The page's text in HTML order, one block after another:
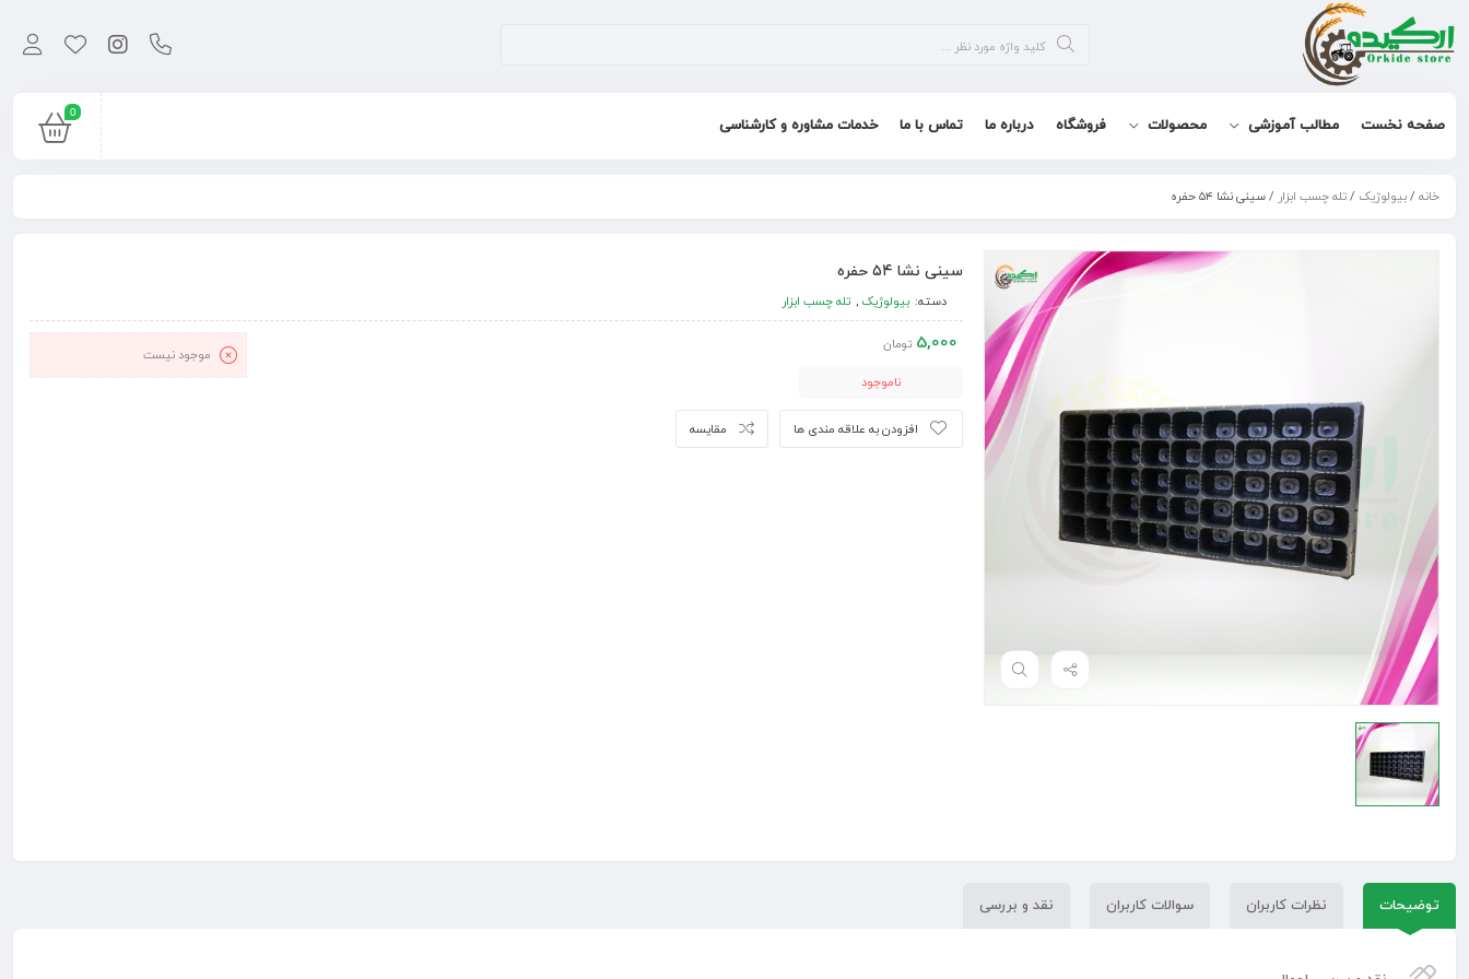
0
صفحه نخست مطالب آموزشی محصولات فروشگاه درباره ما تماس با ما خدمات مشاوره و کارشناسی
خانه /بیولوژیک /تله چسب ابزار / سینی نشا ۵۴ حفره
سینی نشا ۵۴ حفره
دسته: بیولوژیک , تله چسب ابزار
5,000 تومان
ناموجود
مقایسه افزودن به علاقه مندی ها
موجود نیست
توضیحات نظرات کاربران سوالات کاربران نقد و بررسی